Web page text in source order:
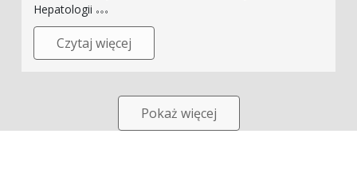
Hepatologii
Czytaj więcej
Pokaż więcej